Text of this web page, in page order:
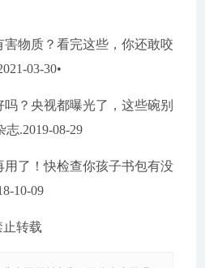
物质？看完这些，你还敢咬
03-30•
？央视都曝光了，这些碗别
.2019-08-29
了！快检查你孩子书包有没
10-09
转载